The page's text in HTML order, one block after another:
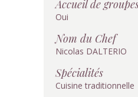
Accueil de
Oui
Nom du Chef
Nicolas DALTERIO
Spécialités
Cuisine traditionnelle